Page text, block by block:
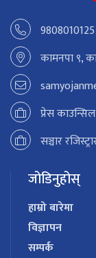
9808010125
कामनपा ९,
प्रेस
सञ्चार
जोडिनुहोस्
हाम्रो बारेमा
विज्ञापन
सम्पर्क